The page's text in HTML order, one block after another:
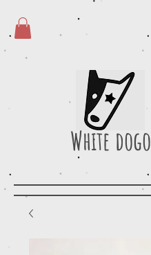
White dogo